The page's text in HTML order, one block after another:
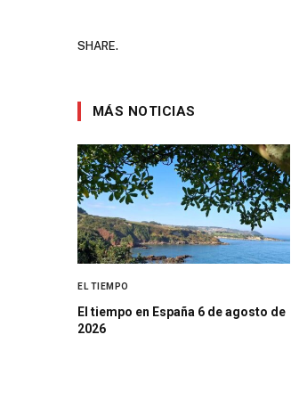
SHARE.
MÁS NOTICIAS
EL TIEMPO
El tiempo en España 6 de agosto de
2026